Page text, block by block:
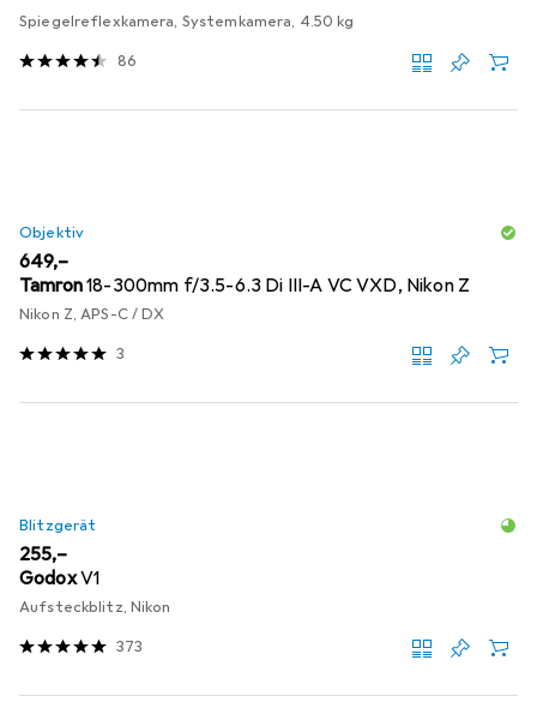
Spiegelreflexkamera, Systemkamera, 4.50 kg
86
Objektiv
EUR
649,–
Tamron18-300mm f/3.5-6.3 Di III-A VC VXD, Nikon Z
Nikon Z, APS-C / DX
3
Blitzgerät
EUR
255,–
GodoxV1
Aufsteckblitz, Nikon
373